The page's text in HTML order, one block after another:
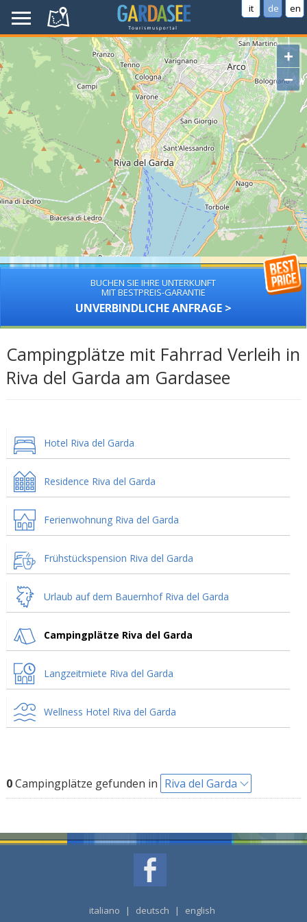
it de en
+
−
BUCHEN SIE IHRE UNTERKUNFT
MIT BESTPREIS-GARANTIE
UNVERBINDLICHE ANFRAGE >
Campingplätze mit Fahrrad Verleih in
Riva del Garda am Gardasee
Hotel Riva del Garda
Residence Riva del Garda
Ferienwohnung Riva del Garda
Frühstückspension Riva del Garda
Urlaub auf dem Bauernhof Riva del Garda
Campingplätze Riva del Garda
Langzeitmiete Riva del Garda
Wellness Hotel Riva del Garda
0Campingplätze gefunden in Riva del Garda
italiano | deutsch | english